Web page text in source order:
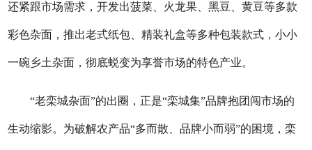
还紧跟市场需求，开发出菠菜、火龙果、黑豆、黄豆等多款
彩色杂面，推出老式纸包、精装礼盒等多种包装款式，小小
一碗乡土杂面，彻底蜕变为享誉市场的特色产业。
“老栾城杂面”的出圈，正是“栾城集”品牌抱团闯市场的
生动缩影。为破解农产品“多而散、品牌小而弱”的困境，栾